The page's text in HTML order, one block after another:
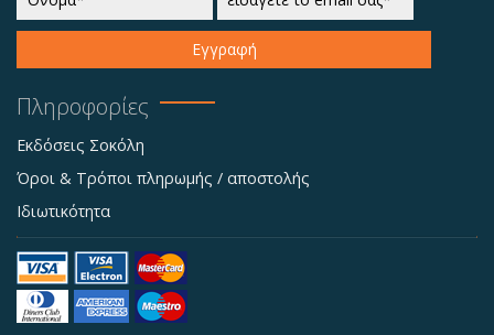
Εγγραφή
Πληροφορίες
Εκδόσεις Σοκόλη
Όροι & Τρόποι πληρωμής / αποστολής
Ιδιωτικότητα